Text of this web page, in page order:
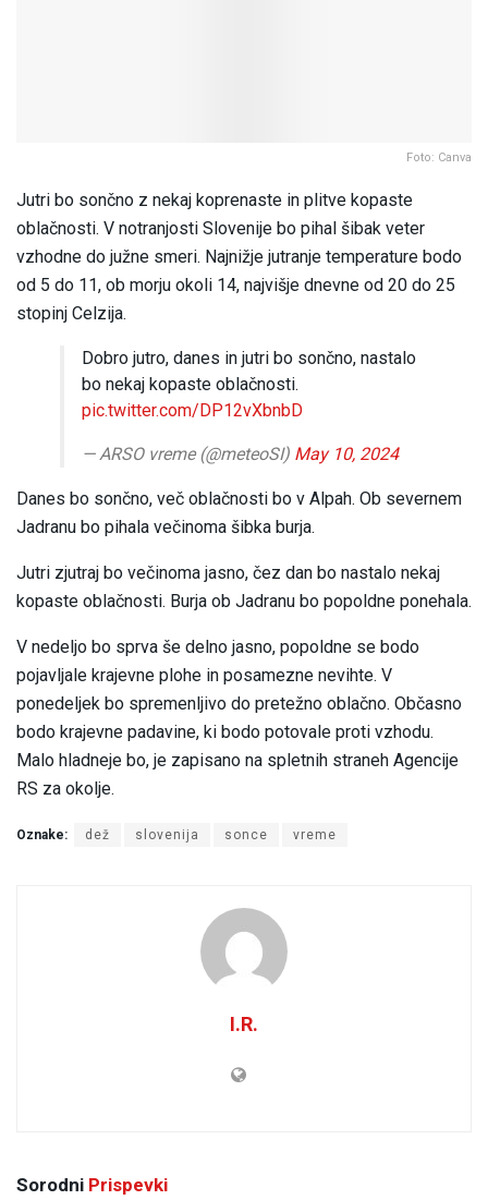
Foto: Canva
Jutri bo sončno z nekaj koprenaste in plitve kopaste
oblačnosti. V notranjosti Slovenije bo pihal šibak veter
vzhodne do južne smeri. Najnižje jutranje temperature bodo
od 5 do 11, ob morju okoli 14, najvišje dnevne od 20 do 25
stopinj Celzija.
Dobro jutro, danes in jutri bo sončno, nastalo
bo nekaj kopaste oblačnosti.
pic.twitter.com/DP12vXbnbD
— ARSO vreme (@meteoSI) May 10, 2024
Danes bo sončno, več oblačnosti bo v Alpah. Ob severnem
Jadranu bo pihala večinoma šibka burja.
Jutri zjutraj bo večinoma jasno, čez dan bo nastalo nekaj
kopaste oblačnosti. Burja ob Jadranu bo popoldne ponehala.
V nedeljo bo sprva še delno jasno, popoldne se bodo
pojavljale krajevne plohe in posamezne nevihte. V
ponedeljek bo spremenljivo do pretežno oblačno. Občasno
bodo krajevne padavine, ki bodo potovale proti vzhodu.
Malo hladneje bo, je zapisano na spletnih straneh Agencije
RS za okolje.
Oznake: dež slovenija sonce vreme
I.R.
Sorodni Prispevki